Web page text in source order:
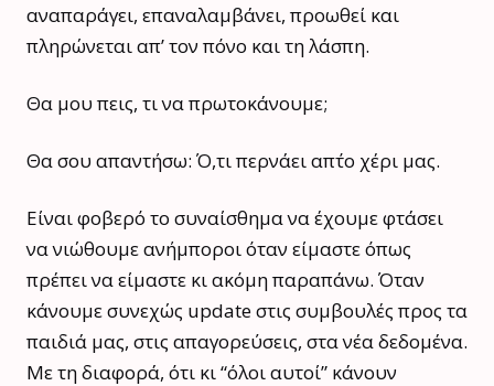
αναπαράγει, επαναλαμβάνει, προωθεί και
πληρώνεται απ’ τον πόνο και τη λάσπη.
Θα μου πεις, τι να πρωτοκάνουμε;
Θα σου απαντήσω: Ό,τι περνάει απ΄το χέρι μας.
Είναι φοβερό το συναίσθημα να έχουμε φτάσει
να νιώθουμε ανήμποροι όταν είμαστε όπως
πρέπει να είμαστε κι ακόμη παραπάνω. Όταν
κάνουμε συνεχώς update στις συμβουλές προς τα
παιδιά μας, στις απαγορεύσεις, στα νέα δεδομένα.
Με τη διαφορά, ότι κι “όλοι αυτοί” κάνουν